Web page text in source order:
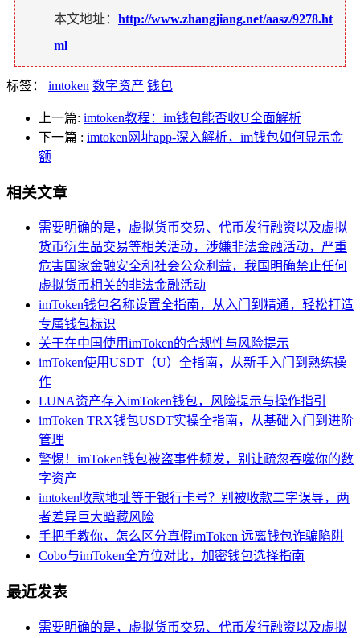
本文地址： http://www.zhangjiang.net/aasz/9278.ht
ml
标签： imtoken 数字资产 钱包
上一篇: imtoken教程：im钱包能否收U全面解析
下一篇 : imtoken网址app-深入解析，im钱包如何显示金
额
相关文章
需要明确的是，虚拟货币交易、代币发行融资以及虚拟
货币衍生品交易等相关活动，涉嫌非法金融活动，严重
危害国家金融安全和社会公众利益，我国明确禁止任何
虚拟货币相关的非法金融活动
imToken钱包名称设置全指南，从入门到精通，轻松打造
专属钱包标识
关于在中国使用imToken的合规性与风险提示
imToken使用USDT（U）全指南，从新手入门到熟练操
作
LUNA资产存入imToken钱包，风险提示与操作指引
imToken TRX钱包USDT实操全指南，从基础入门到进阶
管理
警惕！imToken钱包被盗事件频发，别让疏忽吞噬你的数
字资产
imtoken收款地址等于银行卡号？别被收款二字误导，两
者差异巨大暗藏风险
手把手教你，怎么区分真假imToken 远离钱包诈骗陷阱
Cobo与imToken全方位对比，加密钱包选择指南
最近发表
需要明确的是，虚拟货币交易、代币发行融资以及虚拟